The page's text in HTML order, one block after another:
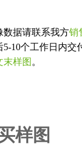
数据请联系我方销
10个工作日内交
末样图 。
样图